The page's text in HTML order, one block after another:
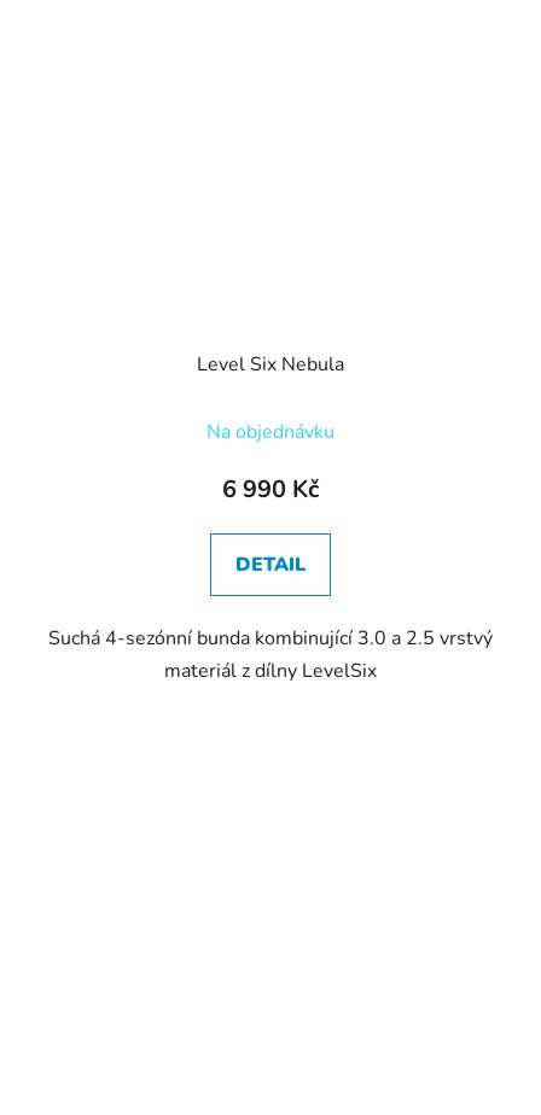
Level Six Nebula
Na objednávku
6 990 Kč
DETAIL
Suchá 4-sezónní bunda kombinující 3.0 a 2.5 vrstvý
materiál z dílny LevelSix